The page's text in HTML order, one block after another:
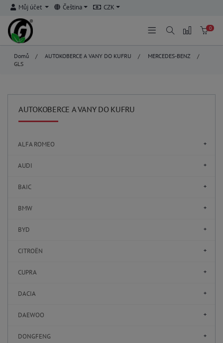
Můj účet Čeština CZK
0
Domů / AUTOKOBERCE A VANY DO KUFRU / MERCEDES-BENZ
/
GLS
AUTOKOBERCE A VANY DO KUFRU
ALFA ROMEO
AUDI
BAIC
BMW
BYD
CITROËN
CUPRA
DACIA
DAEWOO
DONGFENG